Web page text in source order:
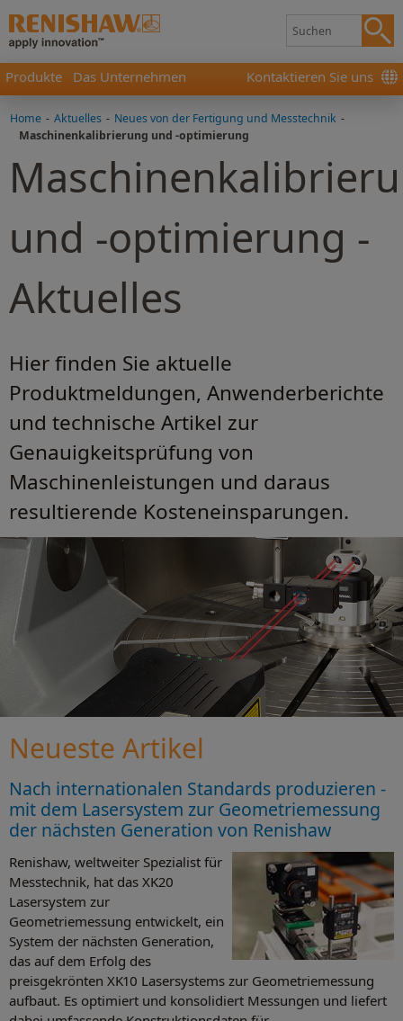
Produkte Das Unternehmen Kontaktieren Sie uns
Home - Aktuelles - Neues von der Fertigung und Messtechnik -
Maschinenkalibrierung und -optimierung
und -optimierung -
Aktuelles
Hier finden Sie aktuelle
Produktmeldungen, Anwenderberichte
und technische Artikel zur
Genauigkeitsprüfung von
Maschinenleistungen und daraus
resultierende Kosteneinsparungen.
Neueste Artikel
Nach internationalen Standards produzieren -
mit dem Lasersystem zur Geometriemessung
der nächsten Generation von Renishaw
Renishaw, weltweiter Spezialist für
Messtechnik, hat das XK20
Lasersystem zur
Geometriemessung entwickelt, ein
System der nächsten Generation,
das auf dem Erfolg des
preisgekrönten XK10 Lasersystems zur Geometriemessung
aufbaut. Es optimiert und konsolidiert Messungen und liefert